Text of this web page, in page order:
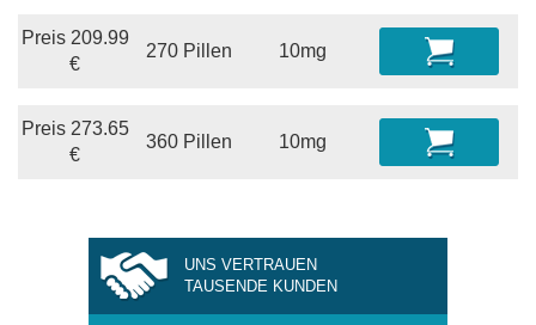
Preis 209.99
€
270 Pillen 10mg
Preis 273.65
€
360 Pillen 10mg
UNS VERTRAUEN
TAUSENDE KUNDEN